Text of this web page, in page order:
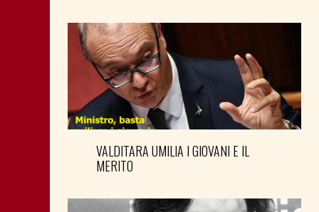
VALDITARA UMILIA I GIOVANI E IL
MERITO